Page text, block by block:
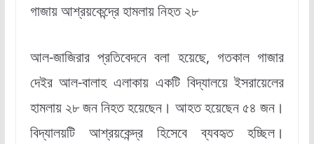
গাজায় আশ্রয়কেন্দ্রে হামলায় নিহত ২৮
আল-জাজিরার প্রতিবেদনে বলা হয়েছে, গতকাল গাজার
দেইর আল-বালাহ এলাকায় একটি বিদ্যালয়ে ইসরায়েলের
হামলায় ২৮ জন নিহত হয়েছেন। আহত হয়েছেন ৫৪ জন।
বিদ্যালয়টি আশ্রয়কেন্দ্র হিসেবে ব্যবহৃত হচ্ছিল।